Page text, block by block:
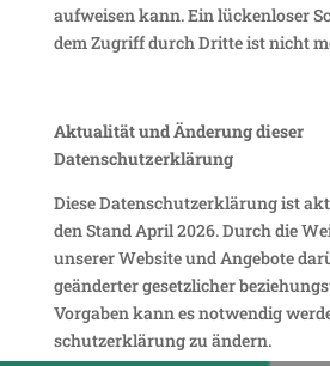
aufweisen kann. Ein lücken­loser
dem Zugriff durch Dritte ist nicht
Aktua­lität und Ände­rung dieser
Datenschutzerklärung
Diese Daten­schutz­er­klä­rung ist
den Stand April 2026. Durch die
unserer Website und Angebote
geän­derter gesetz­li­cher
Vorgaben kann es notwendig
schutz­er­klä­rung zu ändern.